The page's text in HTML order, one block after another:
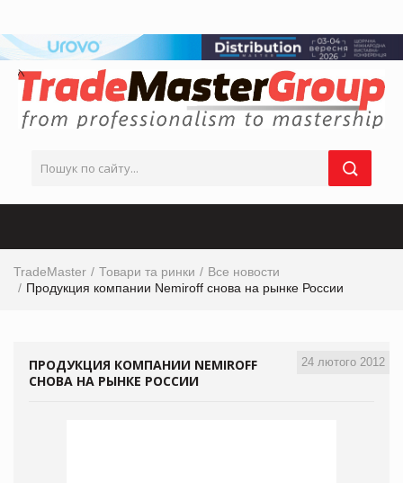
TradeMaster Товари та ринки
Все новости
Продукция компании Nemiroff снова на рынке России
24 лютого 2012
ПРОДУКЦИЯ КОМПАНИИ NEMIROFF
СНОВА НА РЫНКЕ РОССИИ